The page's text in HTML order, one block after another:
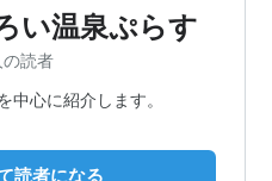
い温泉ぷらす
読者
中心に紹介します。
読者になる